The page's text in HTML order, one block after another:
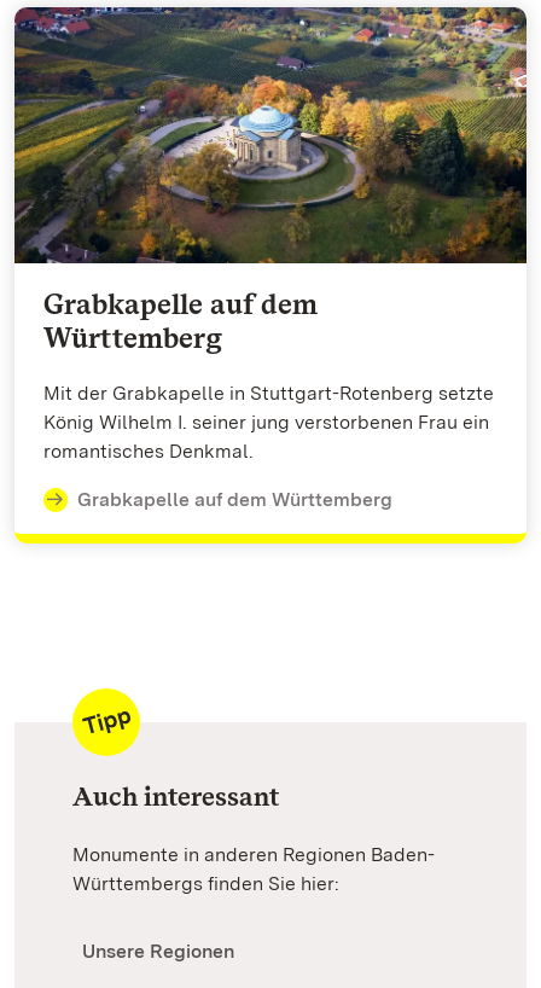
Grabkapelle auf dem
Württemberg
Mit der Grabkapelle in Stuttgart-Rotenberg setzte
König Wilhelm I. seiner jung verstorbenen Frau ein
romantisches Denkmal.
Grabkapelle auf dem Württemberg
Auch interessant
Monumente in anderen Regionen Baden-
Württembergs finden Sie hier:
Unsere Regionen